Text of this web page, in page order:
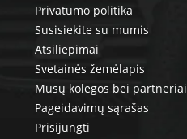
Privatumo politika
Susisiekite su mumis
Atsiliepimai
Svetainės žemėlapis
Mūsų kolegos bei partneriai
Pageidavimų sąrašas
Prisijungti